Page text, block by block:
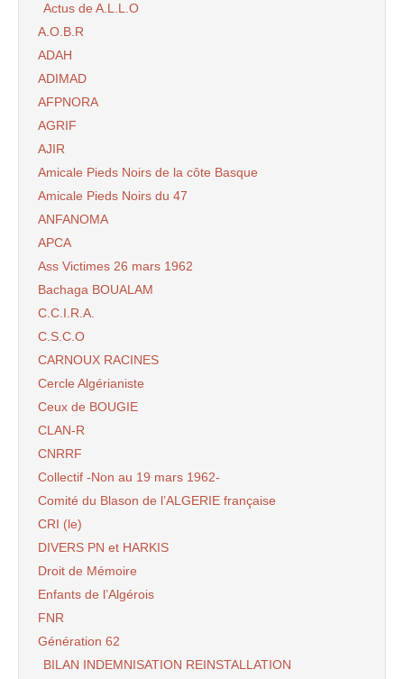
Actus de A.L.L.O
A.O.B.R
ADAH
ADIMAD
AFPNORA
AGRIF
AJIR
Amicale Pieds Noirs de la côte Basque
Amicale Pieds Noirs du 47
ANFANOMA
APCA
Ass Victimes 26 mars 1962
Bachaga BOUALAM
C.C.I.R.A.
C.S.C.O
CARNOUX RACINES
Cercle Algérianiste
Ceux de BOUGIE
CLAN-R
CNRRF
Collectif -Non au 19 mars 1962-
Comité du Blason de l’ALGERIE française
CRI (le)
DIVERS PN et HARKIS
Droit de Mémoire
Enfants de l’Algérois
FNR
Génération 62
BILAN INDEMNISATION REINSTALLATION